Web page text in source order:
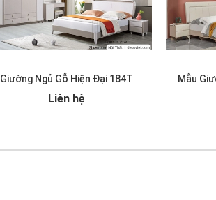
Giường Ngủ Gỗ Hiện Đại 184T
Liên hệ
Mẫu